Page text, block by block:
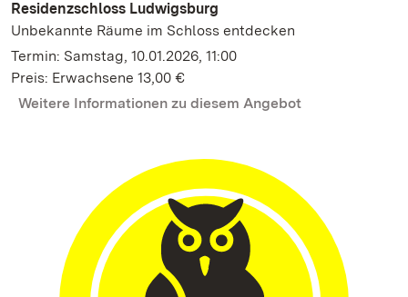
Residenzschloss Ludwigsburg
Unbekannte Räume im Schloss entdecken
Termin: Samstag, 10.01.2026, 11:00
Preis: Erwachsene 13,00 €
Weitere Informationen zu diesem Angebot